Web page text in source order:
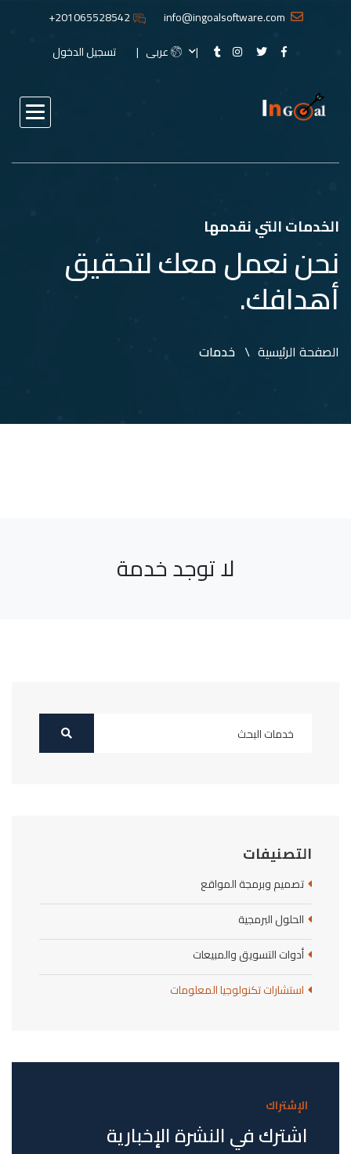
201065528542+
عربى
تسجيل الدخول
الخدمات التي نقدمها
نحن نعمل معك لتحقيق
أهدافك.
الصفحة الرئيسية خدمات
لا توجد خدمة
التصنيفات
تصميم وبرمجة المواقع
الحلول البرمجية
أدوات التسويق والمبيعات
استشارات تكنولوجيا المعلومات
الإشتراك
اشترك في النشرة الإخبارية